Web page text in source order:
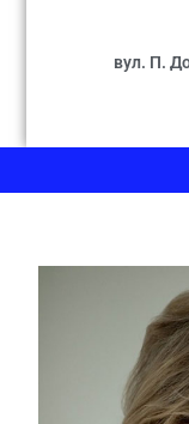
вул. П.